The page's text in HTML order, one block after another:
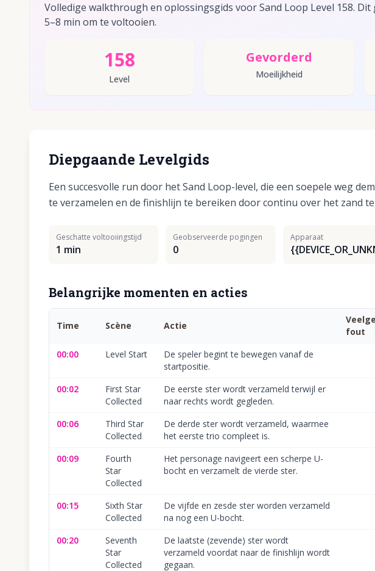
Volledige walkthrough en oplossingsgids voor Sand Loop Level 158.
5–8 min om te voltooien.
158
Level
Gevorderd
Moeilijkheid
Diepgaande Levelgids
Een succesvolle run door het Sand Loop-level, die een soepele weg
te verzamelen en de finishlijn te bereiken door continu over het zand
Geschatte voltooiingstijd
1 min
Geobserveerde pogingen
0
Apparaat
Belangrijke momenten en acties
Time Scène Actie
fout
00:00 Level Start
De speler begint te bewegen vanaf de
startpositie.
00:02
First Star
Collected
De eerste ster wordt verzameld terwijl er
naar rechts wordt gegleden.
00:06
Third Star
Collected
De derde ster wordt verzameld, waarmee
het eerste trio compleet is.
00:09
Fourth
Star
Collected
Het personage navigeert een scherpe U-
bocht en verzamelt de vierde ster.
00:15
Sixth Star
Collected
De vijfde en zesde ster worden verzameld
na nog een U-bocht.
00:20
Seventh
Star
Collected
De laatste (zevende) ster wordt
verzameld voordat naar de finishlijn wordt
gegaan.